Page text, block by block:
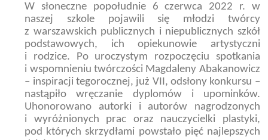
W słoneczne popołudnie 6 czerwca 2022 r. w
naszej szkole pojawili się młodzi twórcy
z warszawskich publicznych i niepublicznych szkół
podstawowych, ich opiekunowie artystyczni
i rodzice. Po uroczystym rozpoczęciu spotkania
i wspomnieniu twórczości Magdaleny Abakanowicz
– inspiracji tegorocznej, już VII, odsłony konkursu –
nastąpiło wręczanie dyplomów i upominków.
Uhonorowano autorki i autorów nagrodzonych
i wyróżnionych prac oraz nauczycielki plastyki,
pod których skrzydłami powstało pięć najlepszych